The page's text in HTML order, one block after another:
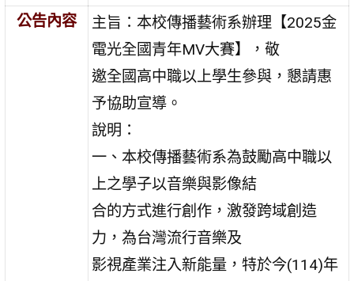
公告內容
主旨：本校傳播藝術系辦理【2025金
電光全國青年MV大賽】，敬
邀全國高中職以上學生參與，懇請惠
予協助宣導。
說明：
一、本校傳播藝術系為鼓勵高中職以
上之學子以音樂與影像結
合的方式進行創作，激發跨域創造
力，為台灣流行音樂及
影視產業注入新能量，特於今(114)年